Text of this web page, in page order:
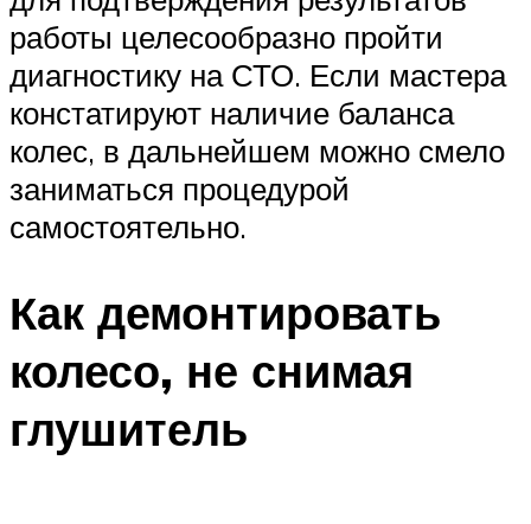
работы целесообразно пройти
диагностику на СТО. Если мастера
констатируют наличие баланса
колес, в дальнейшем можно смело
заниматься процедурой
самостоятельно.
Как демонтировать
колесо, не снимая
глушитель